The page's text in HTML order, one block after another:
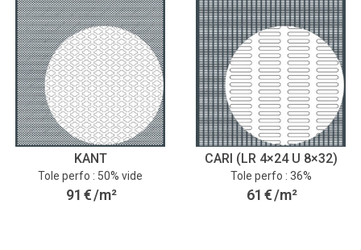
KANT
Tole perfo : 50% vide
91 €/m²
CARI (LR 4×24 U 8×32)
Tole perfo : 36%
61 €/m²